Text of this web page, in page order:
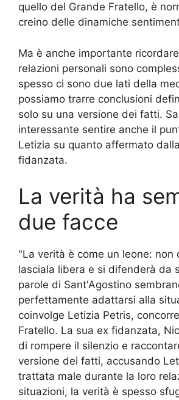
quello del Grande Fratello, è
creino delle dinamiche
Ma è anche importante
relazioni personali sono
spesso ci sono due lati della
possiamo trarre conclusioni
solo su una versione dei fatti.
interessante sentire anche il
Letizia su quanto affermato
fidanzata.
La verità ha
due facce
"La verità è come un leone: non
lasciala libera e si difenderà da
parole di Sant'Agostino
perfettamente adattarsi alla
coinvolge Letizia Petris,
Fratello. La sua ex fidanzata,
di rompere il silenzio e
versione dei fatti, accusando
trattata male durante la loro
situazioni, la verità è spesso